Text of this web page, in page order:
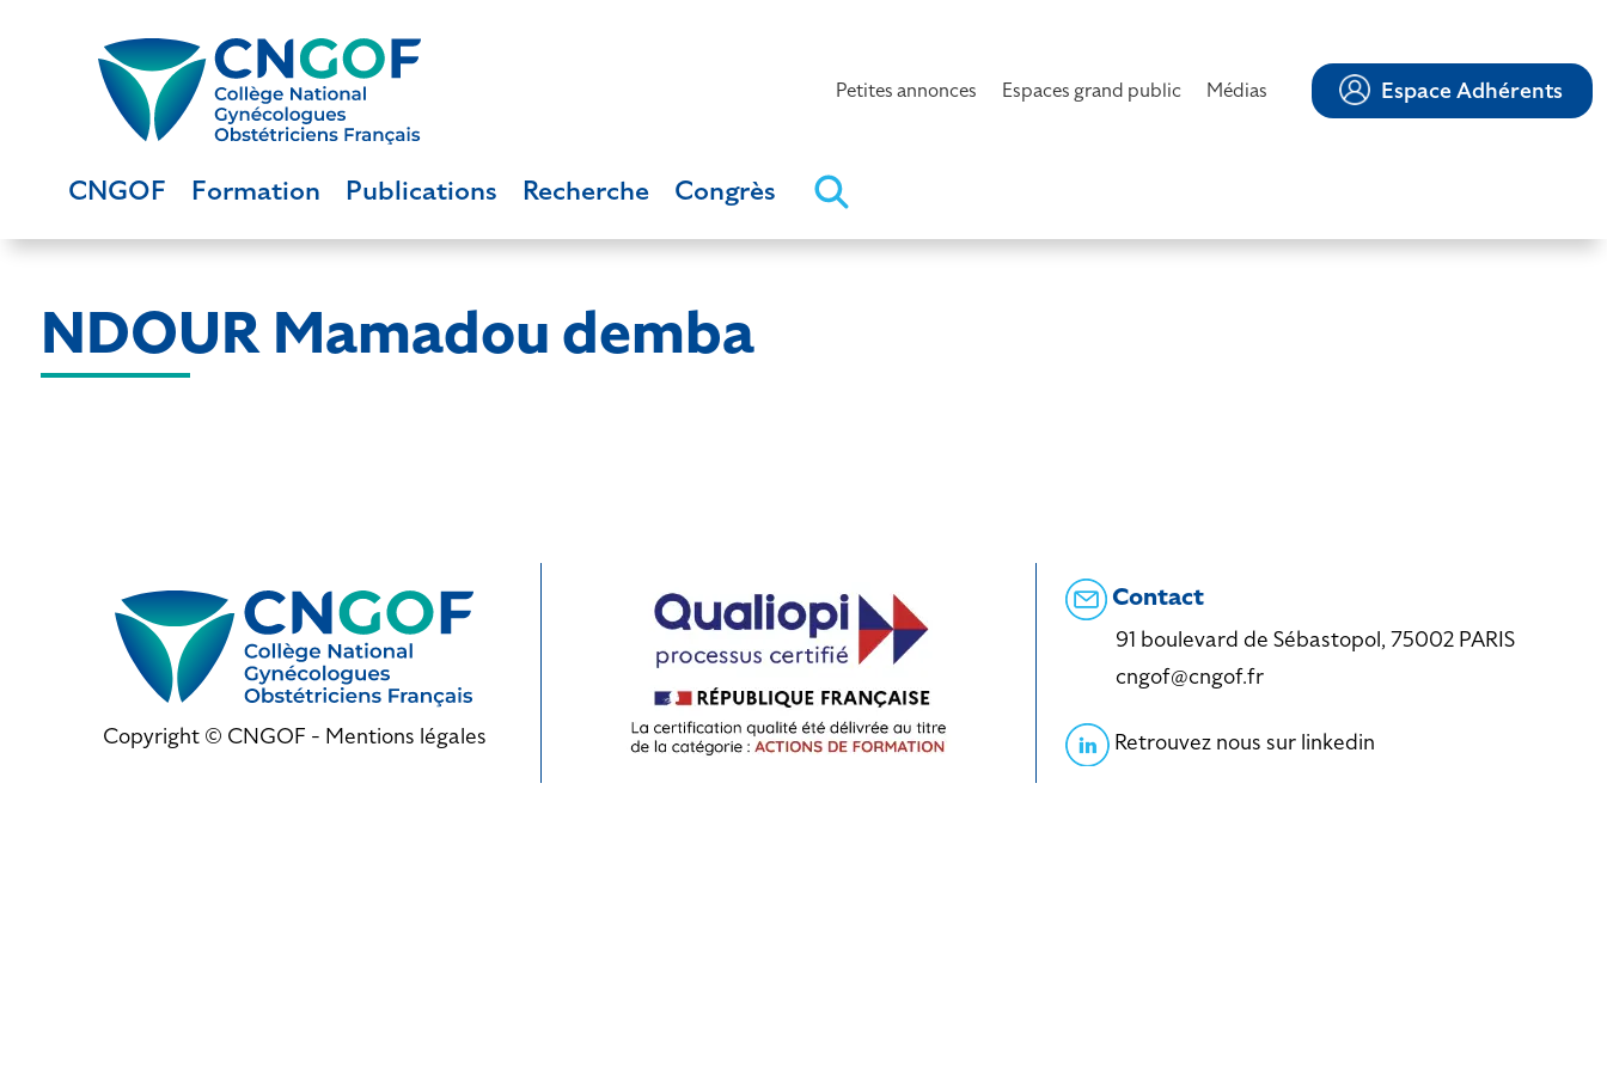
Petites annonces Espaces grand public Médias Espace Adhérents
CNGOF Formation Publications Recherche Congrès
NDOUR Mamadou demba
Copyright © CNGOF - Mentions légales
Contact
91 boulevard de Sébastopol, 75002 PARIS
cngof@cngof.fr
Retrouvez nous sur linkedin